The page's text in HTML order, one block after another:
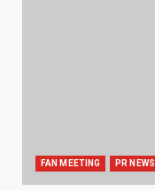
FAN MEETING PR NEWS